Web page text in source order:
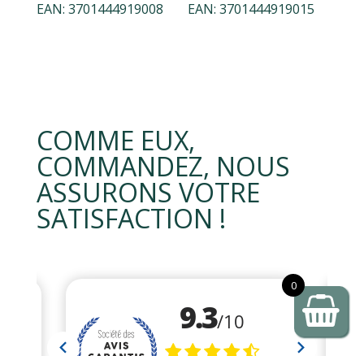
EAN: 3701444919008 EAN:3701444919015
COMME EUX,
COMMANDEZ, NOUS
ASSURONS VOTRE
SATISFACTION !
0